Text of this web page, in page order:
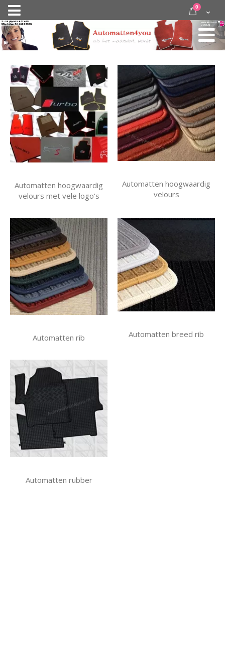
Nav
activeren
door
inhoud
Cart
0 items
Automatten hoogwaardig
velours met vele logo's
Automatten hoogwaardig
velours
Automatten rib Automatten breed rib
Automatten rubber